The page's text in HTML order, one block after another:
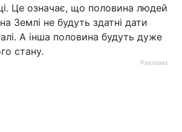
Це означає, що половина людей
на Землі не будуть здатні дати
А інша половина будуть дуже
стану.
Реклама